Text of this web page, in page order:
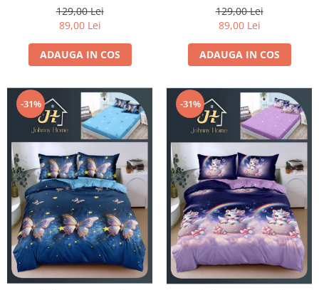
Mov Abstract
129,00 Lei
89,00 Lei
ADAUGA IN COS
Somnoroase
129,00 Lei
89,00 Lei
ADAUGA IN COS
-31% -31%